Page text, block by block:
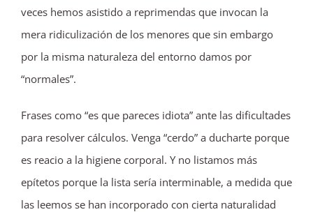
veces hemos asistido a reprimendas que invocan la
mera ridiculización de los menores que sin embargo
por la misma naturaleza del entorno damos por
“normales”.
Frases como “es que pareces idiota” ante las dificultades
para resolver cálculos. Venga “cerdo” a ducharte porque
es reacio a la higiene corporal. Y no listamos más
epítetos porque la lista sería interminable, a medida que
las leemos se han incorporado con cierta naturalidad